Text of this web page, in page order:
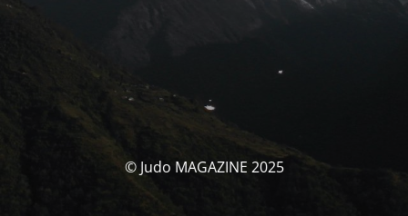
© Judo MAGAZINE 2025